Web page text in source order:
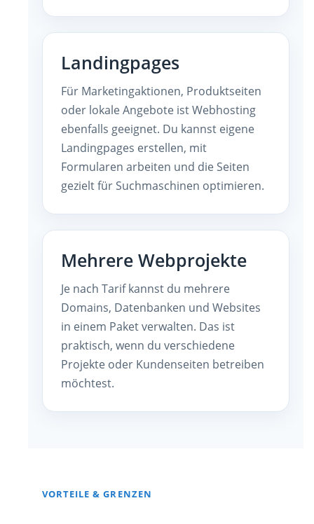
Landingpages
Für Marketingaktionen, Produktseiten
oder lokale Angebote ist Webhosting
ebenfalls geeignet. Du kannst eigene
Landingpages erstellen, mit
Formularen arbeiten und die Seiten
gezielt für Suchmaschinen optimieren.
Mehrere Webprojekte
Je nach Tarif kannst du mehrere
Domains, Datenbanken und Websites
in einem Paket verwalten. Das ist
praktisch, wenn du verschiedene
Projekte oder Kundenseiten betreiben
möchtest.
VORTEILE & GRENZEN